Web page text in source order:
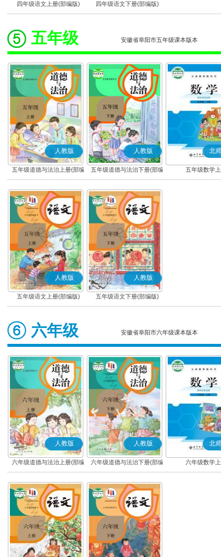
四年级语文上册(部编版) 四年级语文下册(部编版)
五年级 安徽省阜阳市五年级课本版本
人教版
五年级道德与法治上册(部编
版)
人教版
五年级道德与法治下册(部编
版)
北
五年级数学
人教版
五年级语文上册(部编版)
人教版
五年级语文下册(部编版)
六年级 安徽省阜阳市六年级课本版本
人教版
六年级道德与法治上册(部编
版)
人教版
六年级道德与法治下册(部编
版)
北
六年级数学